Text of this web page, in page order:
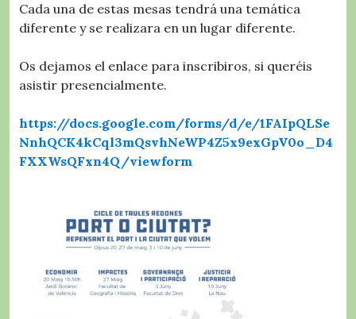
Cada una de estas mesas tendrá una temática
diferente y se realizara en un lugar diferente.
Os dejamos el enlace para inscribiros, si queréis
asistir presencialmente.
https://docs.google.com/forms/d/e/1FAIpQLSe
NnhQCK4kCql3mQsvhNeWP4Z5x9exGpV0o_D4
FXXWsQFxn4Q/viewform